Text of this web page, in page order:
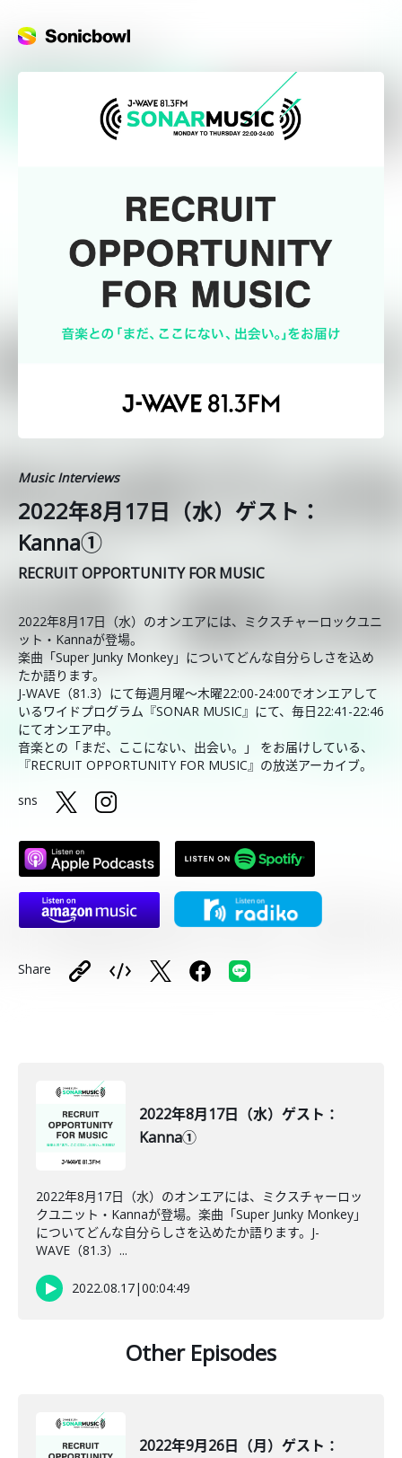
Music Interviews
2022年8月17日（水）ゲスト：
Kanna①
RECRUIT OPPORTUNITY FOR MUSIC
2022年8月17日（水）のオンエアには、ミクスチャーロックユニ
ット・Kannaが登場。
楽曲「Super Junky Monkey」についてどんな自分らしさを込め
たか語ります。
J-WAVE（81.3）にて毎週月曜～木曜22:00-24:00でオンエアして
いるワイドプログラム『SONAR MUSIC』にて、毎日22:41-22:46
にてオンエア中。
音楽との「まだ、ここにない、出会い。」 をお届けしている、
『RECRUIT OPPORTUNITY FOR MUSIC』の放送アーカイブ。
sns
Share
2022年8月17日（水）ゲスト：
Kanna①
2022年8月17日（水）のオンエアには、ミクスチャーロッ
クユニット・Kannaが登場。楽曲「Super Junky Monkey」
についてどんな自分らしさを込めたか語ります。J-
WAVE（81.3）...
2022.08.17|00:04:49
Other Episodes
2022年9月26日（月）ゲスト：